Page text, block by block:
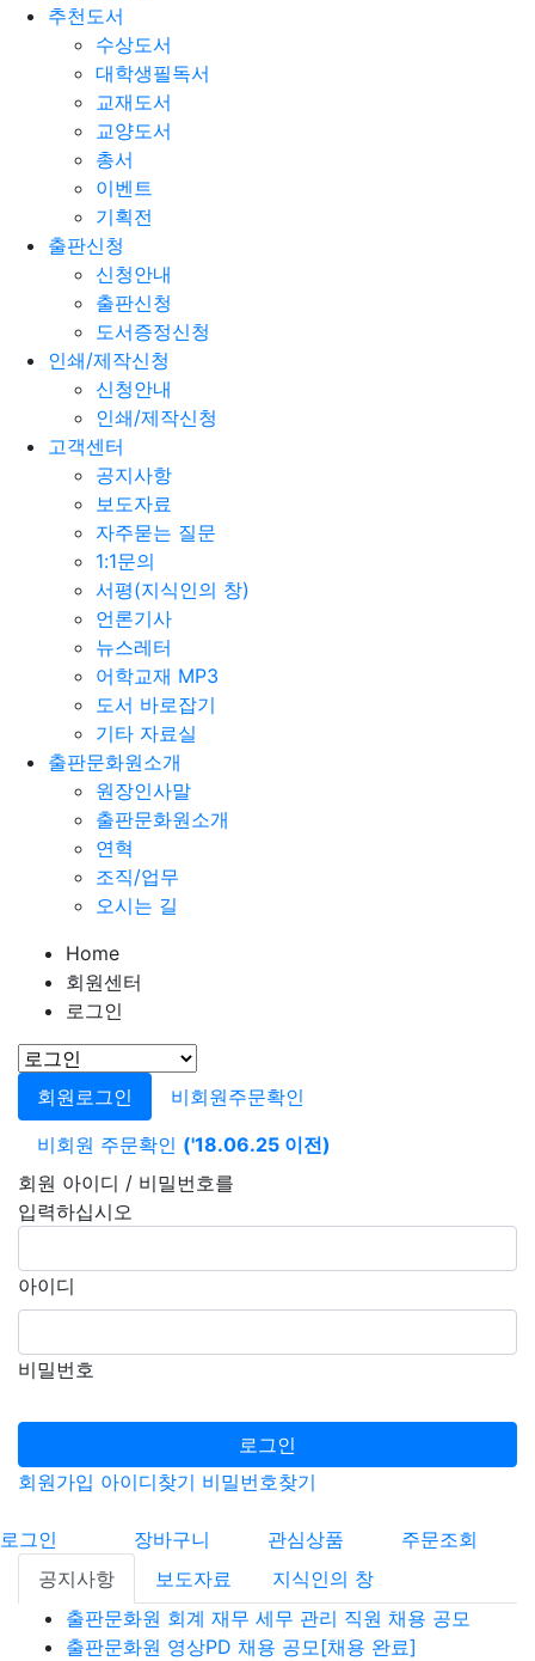
추천도서
수상도서
대학생필독서
교재도서
교양도서
총서
이벤트
기획전
출판신청
신청안내
출판신청
도서증정신청
인쇄/제작신청
신청안내
인쇄/제작신청
고객센터
공지사항
보도자료
자주묻는 질문
1:1문의
서평(지식인의 창)
언론기사
뉴스레터
어학교재 MP3
도서 바로잡기
기타 자료실
출판문화원소개
원장인사말
출판문화원소개
연혁
조직/업무
오시는 길
Home
회원센터
로그인
회원로그인
비회원주문확인
비회원 주문확인 ('18.06.25 이전)
회원 아이디 / 비밀번호를
입력하십시오
아이디
비밀번호
로그인
회원가입 아이디찾기 비밀번호찾기
로그인 장바구니 관심상품
주문조회
공지사항
보도자료
지식인의 창
출판문화원 회계 재무 세무 관리 직원 채용 공모
출판문화원 영상PD 채용 공모[채용 완료]